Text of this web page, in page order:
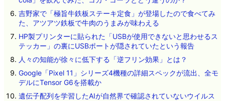
吉野家で「極旨牛鉄板ステーキ定食」が登場したので食べてみ
た、アツアツ鉄板で牛肉のうまみが味わえる
HP製プリンターに貼られた「USBが使用できないと思わせるス
テッカー」の裏にUSBポートが隠されていたという報告
人々の知能が徐々に低下する「逆フリン効果」とは？
Google「Pixel 11」シリーズ4機種の詳細スペックが流出、全モ
デルにTensor G6を搭載か
遺伝子配列を学習したAIが自然界で確認されていないウイルス